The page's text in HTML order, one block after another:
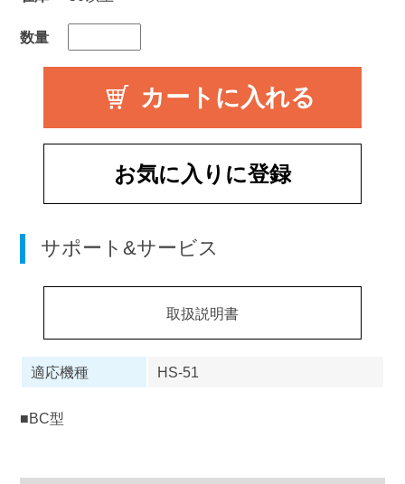
数量
お気に入りに登録
サポート&サービス
取扱説明書
適応機種 HS-51
■BC型